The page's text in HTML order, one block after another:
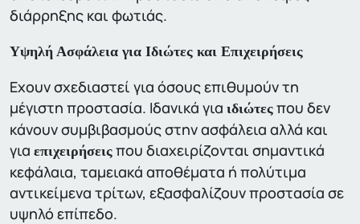
διάρρηξης και φωτιάς.
Υψηλή Ασφάλεια για Ιδιώτες και Επιχειρήσεις
Εχουν σχεδιαστεί για όσους επιθυμούν τη
μέγιστη προστασία. Ιδανικά για ιδιώτες που δεν
κάνουν συμβιβασμούς στην ασφάλεια αλλά και
για επιχειρήσεις που διαχειρίζονται σημαντικά
κεφάλαια, ταμειακά αποθέματα ή πολύτιμα
αντικείμενα τρίτων, εξασφαλίζουν προστασία σε
υψηλό επίπεδο.